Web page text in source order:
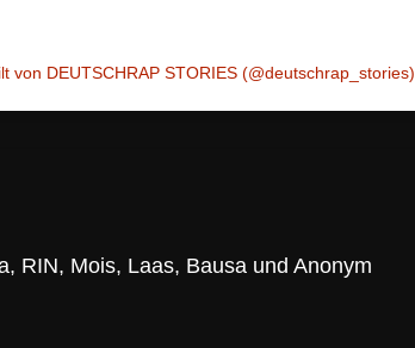
von DEUTSCHRAP STORIES (@deutschrap_stories)
RIN, Mois, Laas, Bausa und Anonym